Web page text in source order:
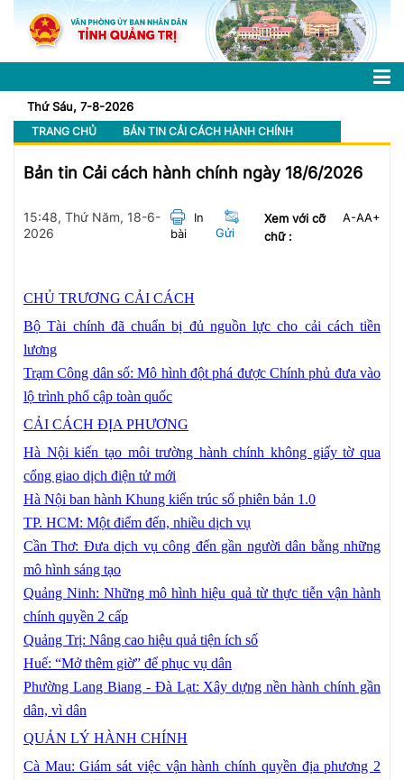
Thứ Sáu, 7-8-2026
TRANG CHỦ BẢN TIN CẢI CÁCH HÀNH CHÍNH
Bản tin Cải cách hành chính ngày 18/6/2026
15:48, Thứ Năm, 18-6-
2026
In
bài
Gửi
Xem với cỡ
chữ :
A-AA+
CHỦ TRƯƠNG CẢI CÁCH
Bộ Tài chính đã chuẩn bị đủ nguồn lực cho cải cách tiền
lương
Trạm Công dân số: Mô hình đột phá được Chính phủ đưa vào
lộ trình phổ cập toàn quốc
CẢI CÁCH ĐỊA PHƯƠNG
Hà Nội kiến tạo môi trường hành chính không giấy tờ qua
cổng giao dịch điện tử mới
Hà Nội ban hành Khung kiến trúc số phiên bản 1.0
TP. HCM: Một điểm đến, nhiều dịch vụ
Cần Thơ: Đưa dịch vụ công đến gần người dân bằng những
mô hình sáng tạo
Quảng Ninh: Những mô hình hiệu quả từ thực tiễn vận hành
chính quyền 2 cấp
Quảng Trị: Nâng cao hiệu quả tiện ích số
Huế: “Mở thêm giờ” để phục vụ dân
Phường Lang Biang - Đà Lạt: Xây dựng nền hành chính gần
dân, vì dân
QUẢN LÝ HÀNH CHÍNH
Cà Mau: Giám sát việc vận hành chính quyền địa phương 2